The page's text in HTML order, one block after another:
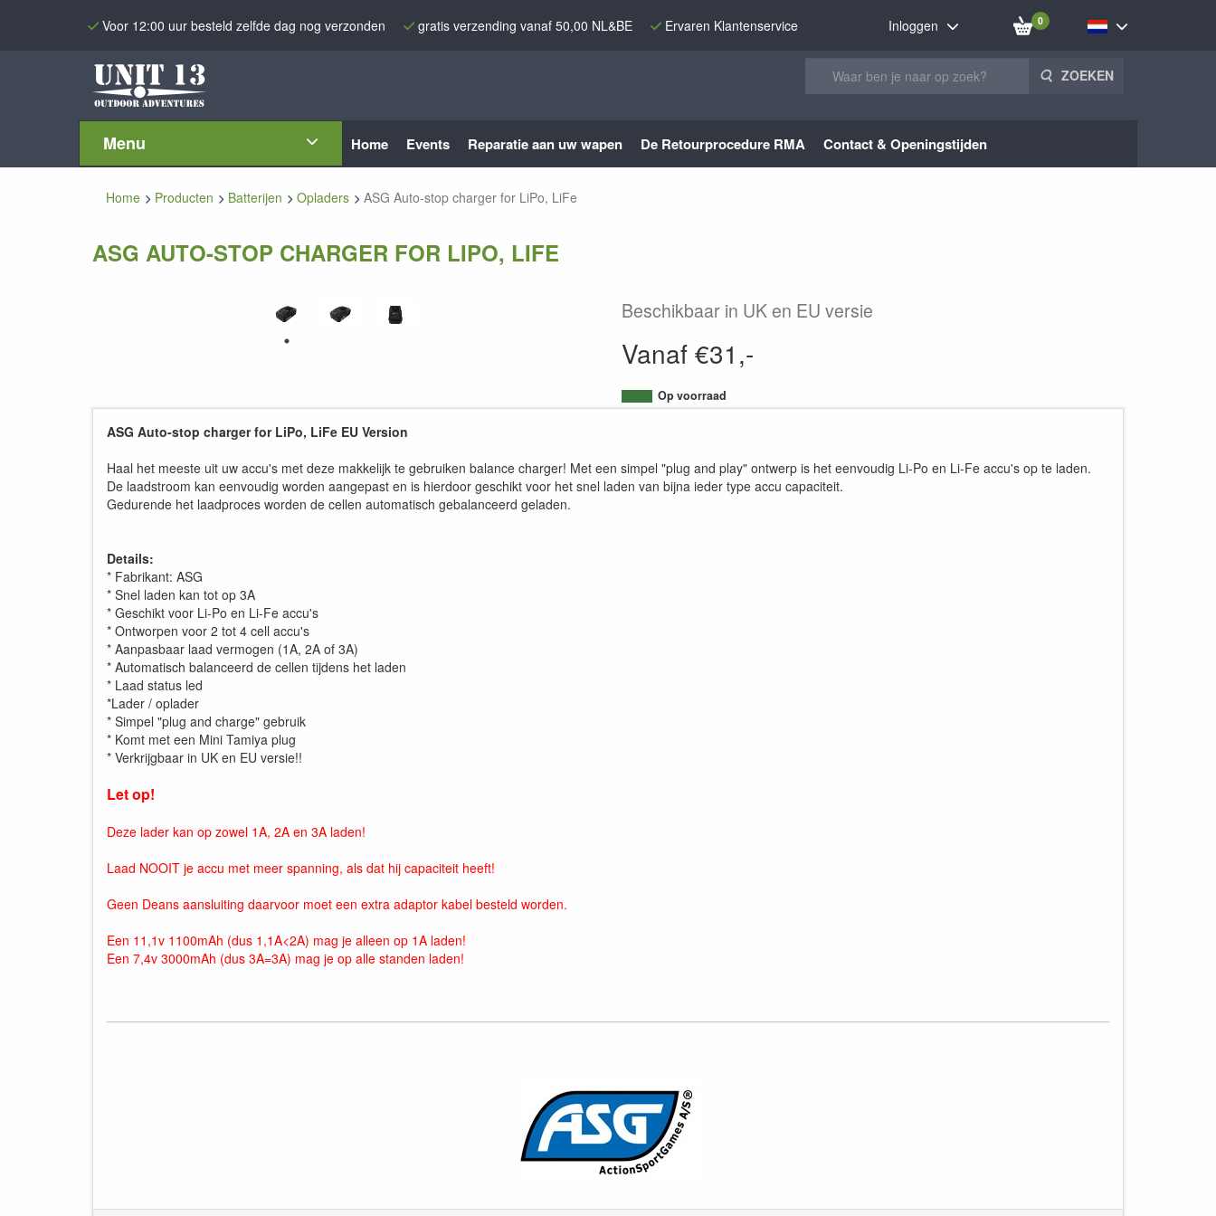
Voor 12:00 uur besteld zelfde dag nog verzonden gratis verzending vanaf 50,00 NL&BE Ervaren Klantenservice Inloggen 0
ZOEKEN
Menu Home Events Reparatie aan uw wapen De Retourprocedure RMA Contact & Openingstijden
Home Producten Batterijen Opladers ASG Auto-stop charger for LiPo, LiFe
ASG AUTO-STOP CHARGER FOR LIPO, LIFE
Beschikbaar in UK en EU versie
Vanaf €31,-
Op voorraad
ASG Auto-stop charger for LiPo, LiFe EU Version
Haal het meeste uit uw accu's met deze makkelijk te gebruiken balance charger! Met een simpel "plug and play" ontwerp is het eenvoudig Li-Po en Li-Fe accu's op te laden.
De laadstroom kan eenvoudig worden aangepast en is hierdoor geschikt voor het snel laden van bijna ieder type accu capaciteit.
Gedurende het laadproces worden de cellen automatisch gebalanceerd geladen.
Details:
* Fabrikant: ASG
* Snel laden kan tot op 3A
* Geschikt voor Li-Po en Li-Fe accu's
* Ontworpen voor 2 tot 4 cell accu's
* Aanpasbaar laad vermogen (1A, 2A of 3A)
* Automatisch balanceerd de cellen tijdens het laden
* Laad status led
*Lader / oplader
* Simpel "plug and charge" gebruik
* Komt met een Mini Tamiya plug
* Verkrijgbaar in UK en EU versie!!
Let op!
Deze lader kan op zowel 1A, 2A en 3A laden!
Laad NOOIT je accu met meer spanning, als dat hij capaciteit heeft!
Geen Deans aansluiting daarvoor moet een extra adaptor kabel besteld worden.
Een 11,1v 1100mAh (dus 1,1A<2A) mag je alleen op 1A laden!
Een 7,4v 3000mAh (dus 3A=3A) mag je op alle standen laden!